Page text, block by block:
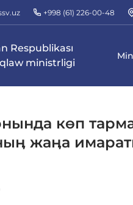
+998 (61) 226-00-48
Respublikası
ministrligi
көп
жаӊа